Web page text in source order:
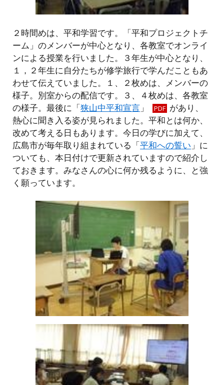
２時間めは、平和学習です。「平和プロジェクトチ
ーム」のメンバーが中心となり、各教室でオンライ
ンによる授業を行いました。３年生が中心となり、
１，２年生に自分たちが修学旅行で学んだこともあ
わせて伝えていました。１、２枚めは、メンバーの
様子。別室からの配信です。３、４枚めは、各教室
の様子。最後に「狭山中平和宣言 」 PDF があり、
熱心に聞き入る姿が見られました。平和とは何か、
改めて考える日もあります。今日の学びに加えて、
広島市が毎年取り組まれている「平和への誓い 」に
ついても、本日付けで更新されていますので紹介し
ておきます。みなさんの心に何か残るように、と強
く願っています。